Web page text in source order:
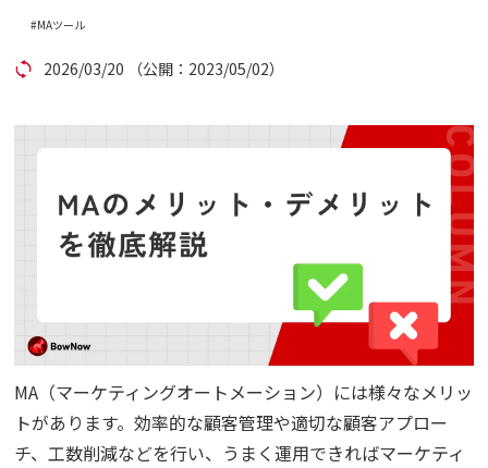
メディア
アカウント発行
資料ダウンロード
お問い合わせ
代理店の方はこちら
マニュアルサイト
MAツール
2026/03/20 （公開：2023/05/02）
MA（マーケティングオートメーション）には様々なメリッ
トがあります。効率的な顧客管理や適切な顧客アプロー
チ、工数削減などを行い、うまく運用できればマーケティ